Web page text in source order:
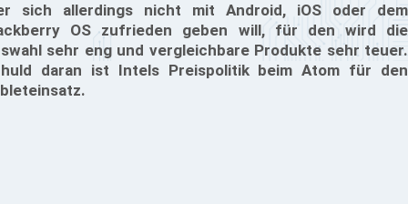
sich allerdings nicht mit Android, iOS oder dem
OS zufrieden geben will, für den wird die
sehr eng und vergleichbare Produkte sehr teuer.
daran ist Intels Preispolitik beim Atom für den